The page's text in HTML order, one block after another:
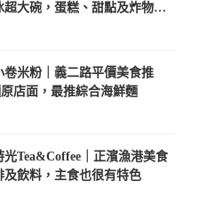
大碗，蛋糕、甜點及炸物都
卷米粉｜義二路平價美食推
店面，最推綜合海鮮麵
Tea&Coffee｜正濱漁港美食
及飲料，主食也很有特色